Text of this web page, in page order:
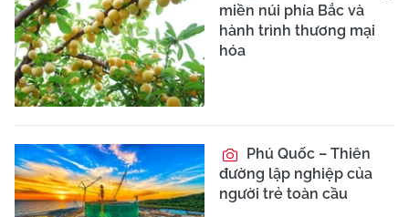
miền núi phía Bắc và
hành trình thương mại
hóa
Phú Quốc – Thiên
đường lập nghiệp của
người trẻ toàn cầu